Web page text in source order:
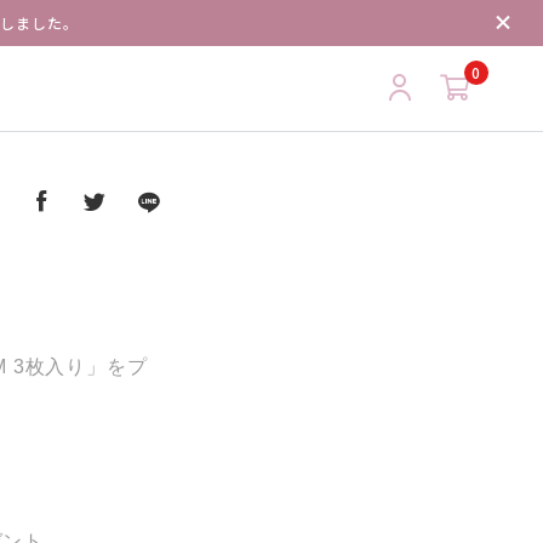
ました。
0
3枚入り」をプ